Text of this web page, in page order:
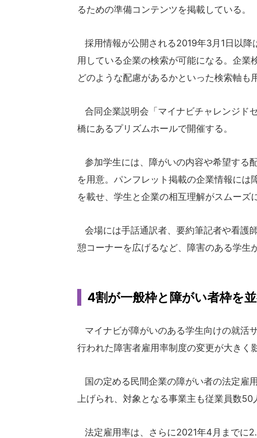
るための準備コンテンツを掲載している。
採用情報が公開される2019年3月1日以
用している企業の検索が可能になる。企業
どのような配慮があるかといった検索軸も
合同企業説明会「マイナビチャレンジド
橋にあるプリズムホールで開催する。
参加学生には、障がいの内容や希望する
を用意。パンフレット掲載の企業情報に
を載せ、学生と企業の相互理解がスムーズ
会場には手話通訳者、要約筆記者や看護
憩コーナーを広げるなど、障害のある学生
4割が一般枠と障がい者枠を
マイナビが障がいのある学生向けの就活
行われた障害者雇用率制度の変更が大きく
国の定める民間企業の障がい者の法定雇
上げられ、対象となる事業主も従業員数
法定雇用率は、さらに2021年4月までに